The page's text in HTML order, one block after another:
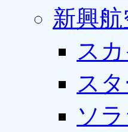
新興
ス
ス
ソ